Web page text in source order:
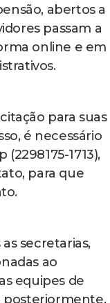
abertos a
passam a
online e em
para suas
é necessário
1713),
para que
secretarias,
ao
equipes de
posteriormente,